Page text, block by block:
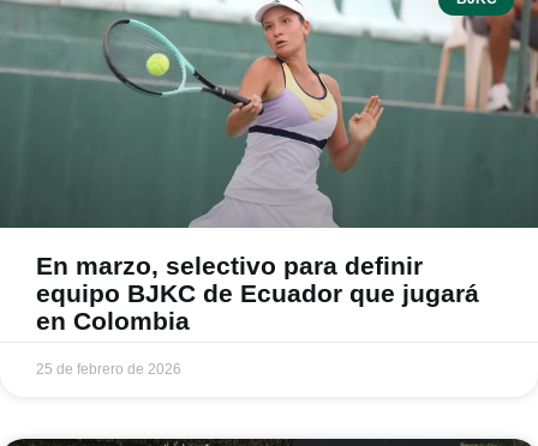
En marzo, selectivo para definir
equipo BJKC de Ecuador que jugará
en Colombia
25 de febrero de 2026